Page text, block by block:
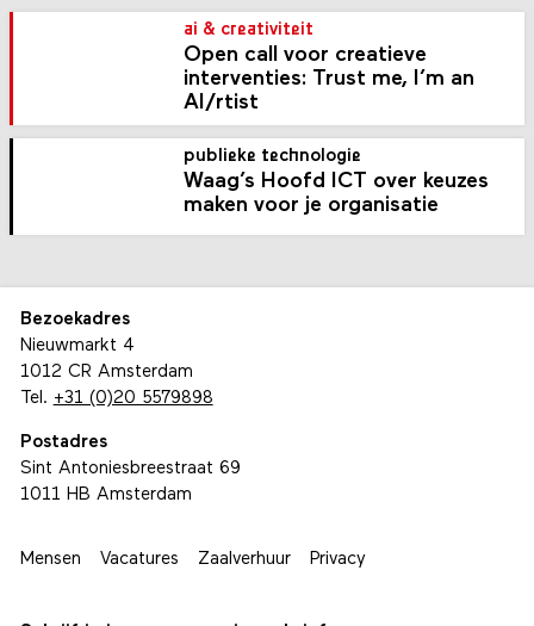
ai & creativiteit
Open call voor creatieve
interventies: Trust me, I’m an
AI/rtist
publieke technologie
Waag’s Hoofd ICT over keuzes
maken voor je organisatie
Bezoekadres
Nieuwmarkt 4
1012 CR Amsterdam
Tel. +31 (0)20 5579898
Postadres
Sint Antoniesbreestraat 69
1011 HB Amsterdam
Mensen Vacatures Zaalverhuur Privacy